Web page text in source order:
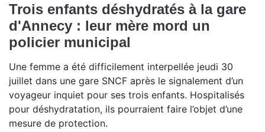
Trois enfants déshydratés à la gare
d'Annecy : leur mère mord un
policier municipal
Une femme a été difficilement interpellée jeudi 30
juillet dans une gare SNCF après le signalement d’un
voyageur inquiet pour ses trois enfants. Hospitalisés
pour déshydratation, ils pourraient faire l’objet d’une
mesure de protection.